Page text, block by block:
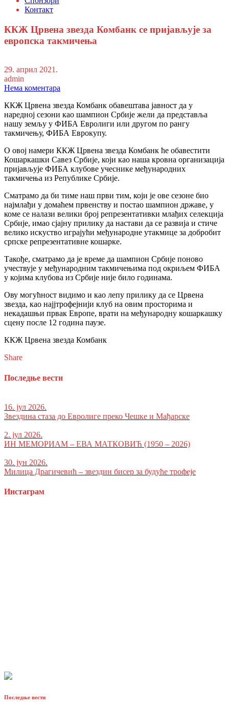
Контакт
ККЖ Црвена звезда Комбанк се пријављује за
европска такмичења
29. април 2021.
admin
Нема коментара
ККЖ Црвена звезда Комбанк обавештава јавност да у
наредној сезони као шампион Србије жели да представља
нашу земљу у ФИБА Евролиги или другом по рангу
такмичењу, ФИБА Еврокупу.
О овој намери ККЖ Црвена звезда Комбанк ће обавестити
Кошаркашки Савез Србије, који као наша кровна организација
пријављује ФИБА клубове учеснике међународних
такмичења из Републике Србије.
Сматрамо да би тиме наш први тим, који је ове сезоне био
најмлађи у домаћем првенству и постао шампион државе, у
коме се налази велики број репрезентативки млађих селекција
Србије, имао сјајну прилику да настави да се развија и стиче
велико искуство играјући међународне утакмице за добробит
српске репрезентативне кошарке.
Такође, сматрамо да је време да шампион Србије поново
учествује у међународним такмичењима под окриљем ФИБА
у којима клубова из Србије није било годинама.
Ову могућност видимо и као лепу прилику да се Црвена
звезда, као најјтрофејнији клуб на овим просторима и
некадашњи првак Европе, врати на међународну кошаркашку
сцену после 12 година паузе.
ККЖ Црвена звезда Комбанк
Share
Последње вести
16. јул 2026.
Звездина стаза до Евролиге преко Чешке и Мађарске
2. јул 2026.
ИН МЕМОРИАМ – ЕВА МАТКОВИЋ (1950 – 2026)
30. јун 2026.
Милица Драгичевић – звездин бисер за будуће трофеје
Инстаграм
Последње вести